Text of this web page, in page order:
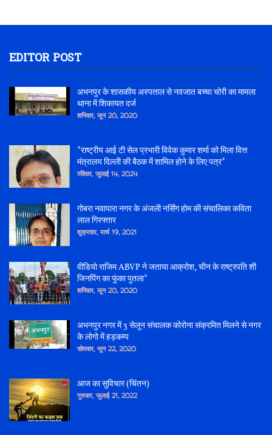
EDITOR POST
अभनपुर के शासकीय अस्पताल से नवजात बच्चा चोरी का मामला
थाना में शिकायत दर्ज
शनिवार, जून 20, 2020
*राष्ट्रीय आई टी सेल प्रभारी विवेक कुमार शर्मा को मिला वित्त
मंत्रालय दिल्ली की बैठक में शामिल होने के लिए पत्र*
रविवार, जुलाई 14, 2024
गोबरा नवापारा नगर के अंजली नर्सिंग होम की संचालिका कविता
लाल गिरफ्तार
शुक्रवार, मार्च 19, 2021
वीडियो राजिम ABVP ने जताया आक्रोश, चीन के राष्ट्रपति शी
जिनपिंग का फूंका पुतला*
शनिवार, जून 20, 2020
अभनपुर नगर में 3 सेलून संचालक कोरोना संक्रमित मिलने से नगर
के लोगो में हड़कम्प
सोमवार, जून 22, 2020
आज का सुविचार (चिंतन)
गुरुवार, जुलाई 21, 2022